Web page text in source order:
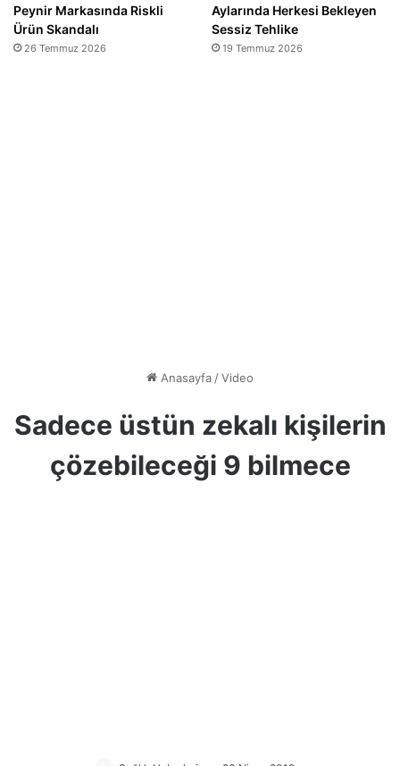
Peynir Markasında Riskli
Ürün Skandalı
26 Temmuz 2026
Aylarında Herkesi Bekleyen
Sessiz Tehlike
19 Temmuz 2026